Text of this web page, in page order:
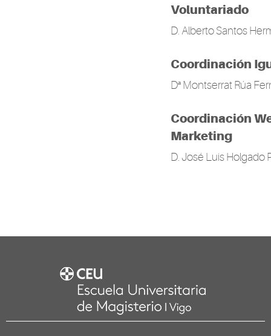
Voluntariado
D. Alberto Santos
Coordinación
Dª Montserrat Rúa
Coordinación
Marketing
D. José Luis Holgado